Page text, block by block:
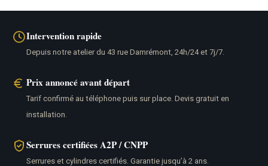
Intervention rapide
Depuis notre atelier du 43 rue Damrémont, 24h/24 et 7j/7.
Prix annoncé avant départ
Tarif confirmé au téléphone puis sur place. Devis gratuit en
installation.
Serrures certifiées A2P / CNPP
Serrures et cylindres certifiés. Garantie jusqu’à 2 ans.